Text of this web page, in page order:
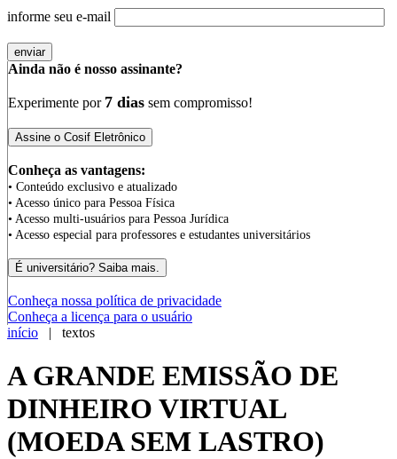
informe seu e-mail
Ainda não é nosso assinante?
Experimente por 7 dias sem compromisso!
Conheça as vantagens:
• Conteúdo exclusivo e atualizado
• Acesso único para Pessoa Física
• Acesso multi-usuários para Pessoa Jurídica
• Acesso especial para professores e estudantes universitários
Conheça nossa política de privacidade
Conheça a licença para o usuário
início | textos
A GRANDE EMISSÃO DE
DINHEIRO VIRTUAL
(MOEDA SEM LASTRO)